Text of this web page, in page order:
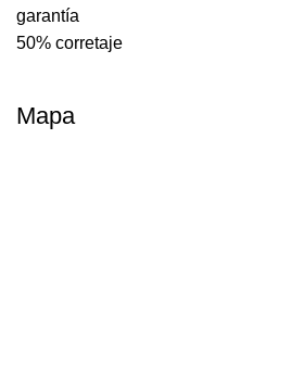
garantía
50% corretaje
Mapa